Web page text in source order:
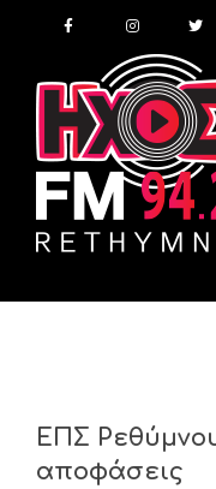
content
ΕΠΣ
αποφάσεις